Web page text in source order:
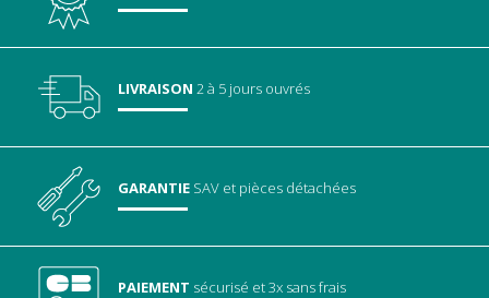
LIVRAISON 2 à 5 jours ouvrés
GARANTIE SAV et pièces détachées
PAIEMENT sécurisé et 3x sans frais